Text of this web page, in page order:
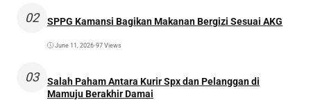
02 SPPG Kamansi Bagikan Makanan Bergizi Sesuai AKG
June 11, 2026•97 Views
03
Salah Paham Antara Kurir Spx dan Pelanggan di
Mamuju Berakhir Damai